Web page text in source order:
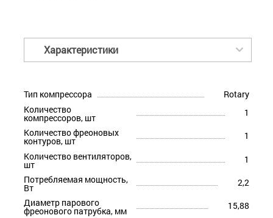
Характеристики
Тип компрессора
Rotary
Количество
компрессоров, шт
1
Количество фреоновых
контуров, шт
1
Количество вентиляторов,
шт
1
Потребляемая мощность,
Вт
2,2
Диаметр парового
фреонового патрубка, мм
15,88